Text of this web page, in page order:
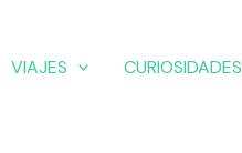
VIAJES CURIOSIDADES